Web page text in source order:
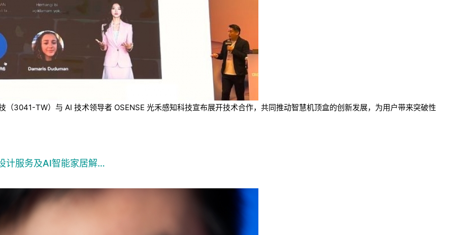
3041-TW）与 AI 技术领导者 OSENSE 光禾感知科技宣布展开技术合作，共同推动智慧机顶盒的创新发展，为用户带来突破性
计服务及AI智能家居解…